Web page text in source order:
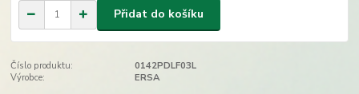
Přidat do košíku
Číslo produktu:
0142PDLF03L
Výrobce:
ERSA